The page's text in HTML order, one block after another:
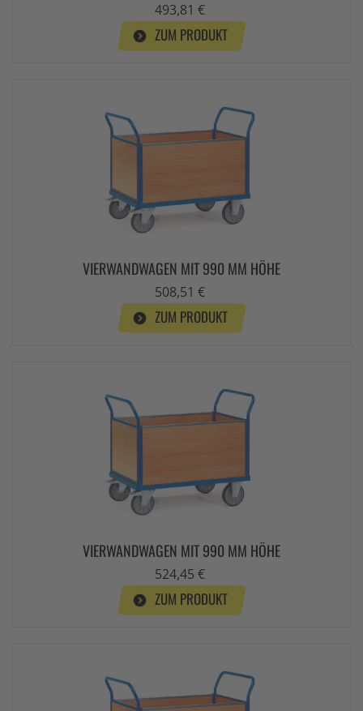
493,81 €
ZUM PRODUKT
VIERWANDWAGEN MIT 990 MM HÖHE
508,51 €
ZUM PRODUKT
VIERWANDWAGEN MIT 990 MM HÖHE
524,45 €
ZUM PRODUKT